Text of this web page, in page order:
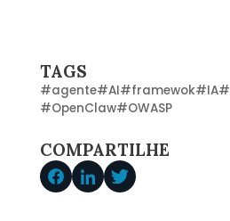
TAGS
#agente#AI#framewok#IA#
#OpenClaw#OWASP
COMPARTILHE